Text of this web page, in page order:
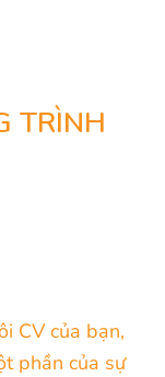
TRÌNH
CV của bạn,
phần của sự